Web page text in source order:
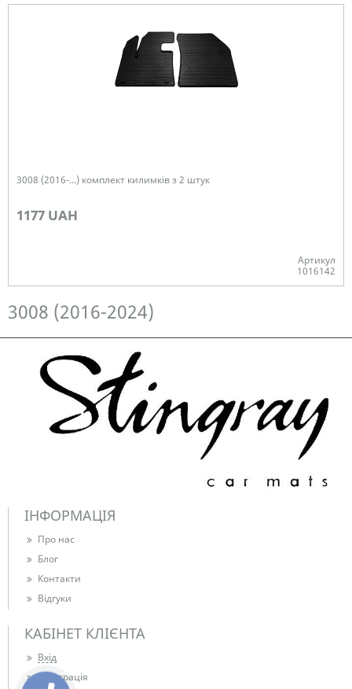
3008 (2016-...) комплект килимків з 2 штук
1177 UAH
Артикул
1016142
3008 (2016-2024)
ІНФОРМАЦІЯ
Про нас
Блог
Контакти
Відгуки
КАБІНЕТ КЛІЄНТА
Вхід
Реєстрація